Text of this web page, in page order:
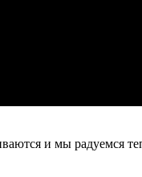
и мы радуемся